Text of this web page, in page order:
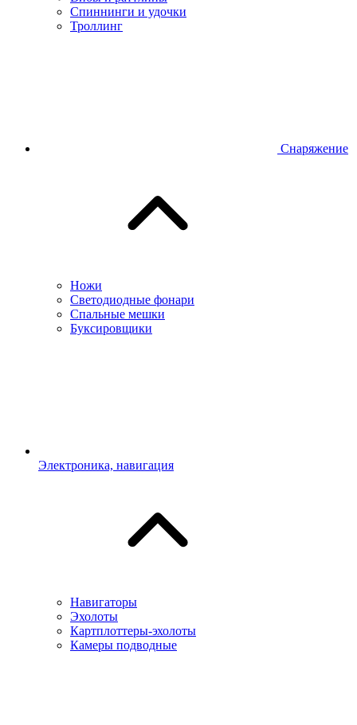
Спиннинги и удочки
Троллинг
Снаряжение
Ножи
Светодиодные фонари
Спальные мешки
Буксировщики
Электроника, навигация
Навигаторы
Эхолоты
Картплоттеры-эхолоты
Камеры подводные